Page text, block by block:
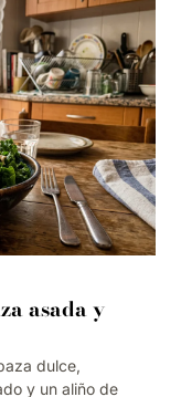
asada y
dulce,
y un aliño de